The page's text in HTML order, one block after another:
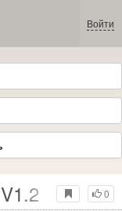
Войти
0